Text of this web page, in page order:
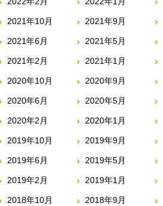
2021年10月 2021年9月
2021年6月 2021年5月
2021年2月 2021年1月
2020年10月 2020年9月
2020年6月 2020年5月
2020年2月 2020年1月
2019年10月 2019年9月
2019年6月 2019年5月
2019年2月 2019年1月
2018年10月 2018年9月